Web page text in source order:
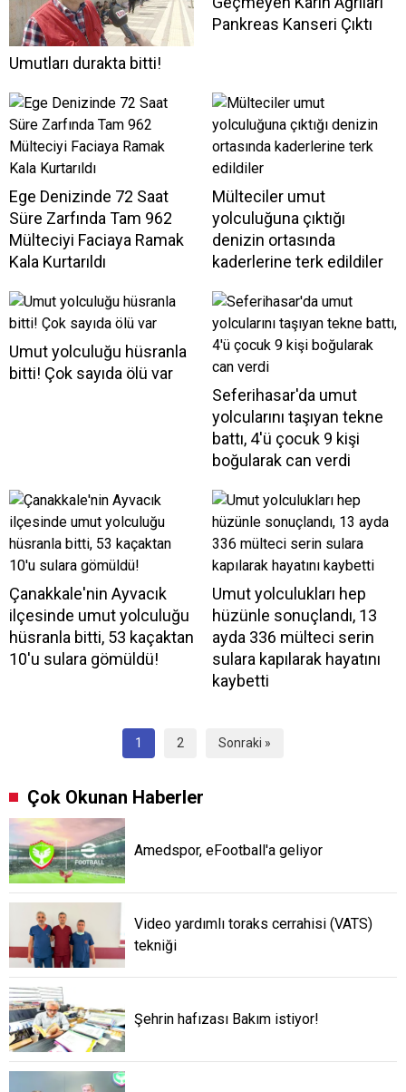
Umutları durakta bitti!
Pankreas Kanseri Çıktı
Ege Denizinde 72 Saat
Süre Zarfında Tam 962
Mülteciyi Faciaya Ramak
Kala Kurtarıldı
Mülteciler umut
yolculuğuna çıktığı
denizin ortasında
kaderlerine terk edildiler
Umut yolculuğu hüsranla
bitti! Çok sayıda ölü var
Seferihasar'da umut
yolcularını taşıyan tekne
battı, 4'ü çocuk 9 kişi
boğularak can verdi
Çanakkale'nin Ayvacık
ilçesinde umut yolculuğu
hüsranla bitti, 53 kaçaktan
10'u sulara gömüldü!
Umut yolculukları hep
hüzünle sonuçlandı, 13
ayda 336 mülteci serin
sulara kapılarak hayatını
kaybetti
1 2 Sonraki »
Çok Okunan Haberler
Amedspor, eFootball'a geliyor
Video yardımlı toraks cerrahisi (VATS)
tekniği
Şehrin hafızası Bakım istiyor!